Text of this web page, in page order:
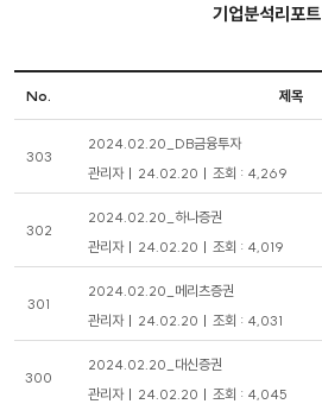
기업분석리포트
No. 제목
303
2024.02.20_DB금융투자
관리자
24.02.20 조회 : 4,269
302
2024.02.20_하나증권
관리자
24.02.20 조회 : 4,019
301
2024.02.20_메리츠증권
관리자
24.02.20 조회 : 4,031
300
2024.02.20_대신증권
관리자
24.02.20 조회 : 4,045